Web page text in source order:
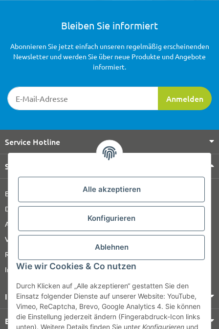
Alle akzeptieren
Konfigurieren
Ablehnen
Wie wir Cookies & Co nutzen
Durch Klicken auf „Alle akzeptieren“ gestatten Sie den
Einsatz folgender Dienste auf unserer Website: YouTube,
Vimeo, ReCaptcha, Brevo, Google Analytics 4. Sie können
die Einstellung jederzeit ändern (Fingerabdruck-Icon links
unten). Weitere Details finden Sie unter Konfigurieren und
Bleiben Sie informiert
Newsletter-Registrierung
Anmelden
Abonnieren Sie jetzt einfach unseren regelmäßig erscheinenden
Newsletter und werden Sie über neue Produkte und Angebote
informiert.
Service Hotline
Shop Service
Barrierefreiheitserklärung
Datenschutz
AGB
Versandinformationen
Retour
Impressum
Informationen
Bezahlung & Versand